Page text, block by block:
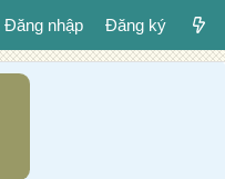
Đăng nhập Đăng ký